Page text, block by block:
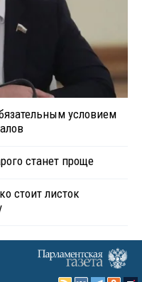
условием
станет проще
стоит листок